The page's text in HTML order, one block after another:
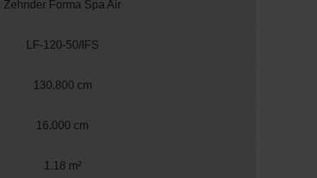
Zehnder Forma Spa Air
LF-120-50/IFS
130.800 cm
16.000 cm
1.18 m²